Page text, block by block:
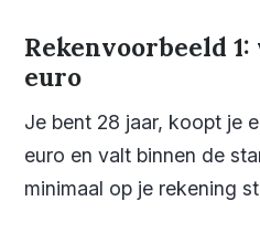
Rekenvoorbeeld
euro
Je bent 28 jaar, koopt je
euro en valt binnen de
minimaal op je rekening